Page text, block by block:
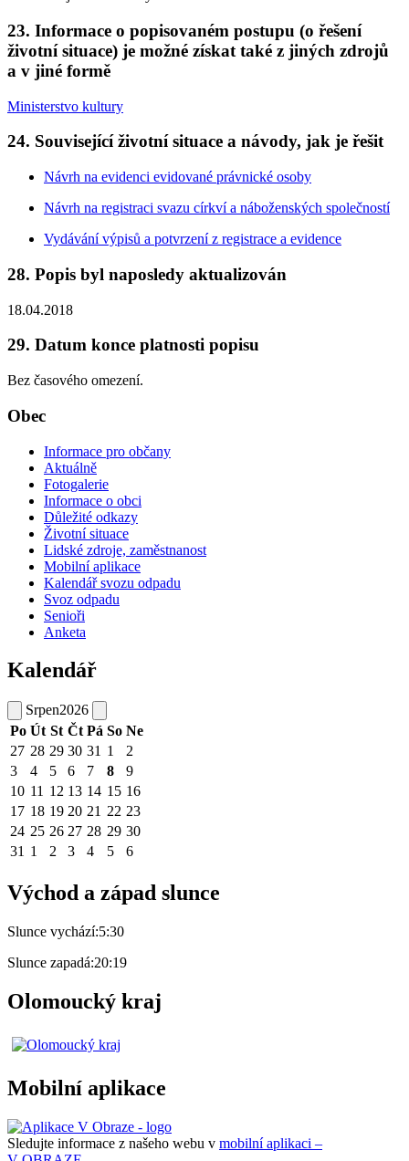
23. Informace o popisovaném postupu (o řešení
životní situace) je možné získat také z jiných zdrojů
a v jiné formě
Ministerstvo kultury
24. Související životní situace a návody, jak je řešit
Návrh na evidenci evidované právnické osoby
Návrh na registraci svazu církví a náboženských společností
Vydávání výpisů a potvrzení z registrace a evidence
28. Popis byl naposledy aktualizován
18.04.2018
29. Datum konce platnosti popisu
Bez časového omezení.
Obec
Informace pro občany
Aktuálně
Fotogalerie
Informace o obci
Důležité odkazy
Životní situace
Lidské zdroje, zaměstnanost
Mobilní aplikace
Kalendář svozu odpadu
Svoz odpadu
Senioři
Anketa
Kalendář
Srpen2026
Po Út St Čt Pá So Ne
27 28 29 30 31 1
2
3
4 5 6 7 8
9
10 11 12 13 14 15 16
17 18 19 20 21 22 23
24 25 26 27 28 29 30
31 1 2 3 4 5 6
Východ a západ slunce
Slunce vychází:5:30
Slunce zapadá:20:19
Olomoucký kraj
Mobilní aplikace
Sledujte informace z našeho webu v mobilní aplikaci –